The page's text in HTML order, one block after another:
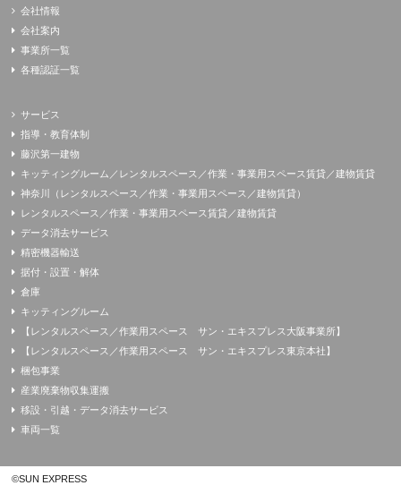
会社情報
会社案内
事業所一覧
各種認証一覧
サービス
指導・教育体制
藤沢第一建物
キッティングルーム／レンタルスペース／作業・事業用スペース賃貸／建物賃貸
神奈川（レンタルスペース／作業・事業用スペース／建物賃貸）
レンタルスペース／作業・事業用スペース賃貸／建物賃貸
データ消去サービス
精密機器輸送
据付・設置・解体
倉庫
キッティングルーム
【レンタルスペース／作業用スペース サン・エキスプレス大阪事業所】
【レンタルスペース／作業用スペース サン・エキスプレス東京本社】
梱包事業
産業廃棄物収集運搬
移設・引越・データ消去サービス
車両一覧
©SUN EXPRESS